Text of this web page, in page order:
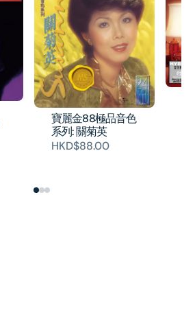
寶麗金88極品音色
系列: 關菊英
HKD$88.00